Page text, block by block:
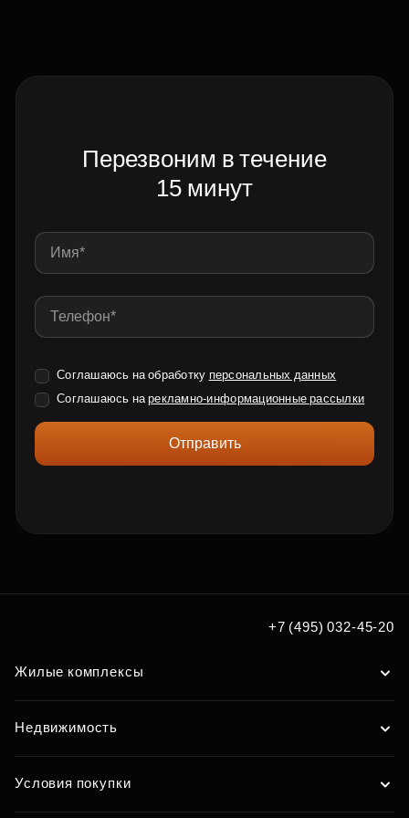
Перезвоним в течение
15 минут
Соглашаюсь на обработку персональных данных
Соглашаюсь нарекламно-информационные рассылки
Отправить
+7 (495) 032-45-20
Жилые комплексы
Недвижимость
Условия покупки